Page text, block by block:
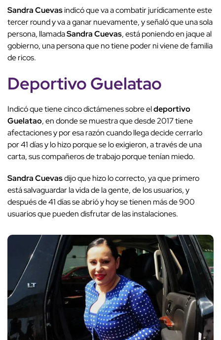
Sandra Cuevasindicó que va a combatir jurídicamente este
tercer round y va a ganar nuevamente, y señaló que una sola
persona, llamadaSandra Cuevas, está poniendo en jaque al
gobierno, una persona que no tiene poder ni viene de familia
de ricos.
Deportivo Guelatao
Indicó que tiene cinco dictámenes sobre eldeportivo
Guelatao, en donde se muestra que desde 2017 tiene
afectaciones y por esa razón cuando llega decide cerrarlo
por 41 días y lo hizo porque se lo exigieron, a través de una
carta, sus compañeros de trabajo porque tenían miedo.
Sandra Cuevasdijo que hizo lo correcto, ya que primero
está salvaguardar la vida de la gente, de los usuarios, y
después de 41 días se abrió y hoy se tienen más de 900
usuarios que pueden disfrutar de las instalaciones.